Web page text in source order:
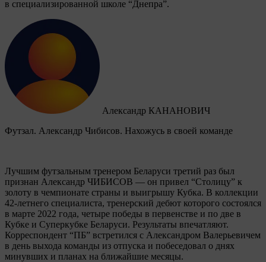
в специализированной школе “Днепра”.
Александр КАНАНОВИЧ
Футзал. Александр Чибисов. Нахожусь в своей команде
Лучшим футзальным тренером Беларуси третий раз был
признан Александр ЧИБИСОВ — он привел “Столицу” к
золоту в чемпионате страны и выигрышу Кубка. В коллекции
42-летнего специалиста, тренерский дебют которого состоялся
в марте 2022 года, четыре победы в первенстве и по две в
Кубке и Суперкубке Беларуси. Результаты впечатляют.
Корреспондент “ПБ” встретился с Александром Валерьевичем
в день выхода команды из отпуска и побеседовал о днях
минувших и планах на ближайшие месяцы.